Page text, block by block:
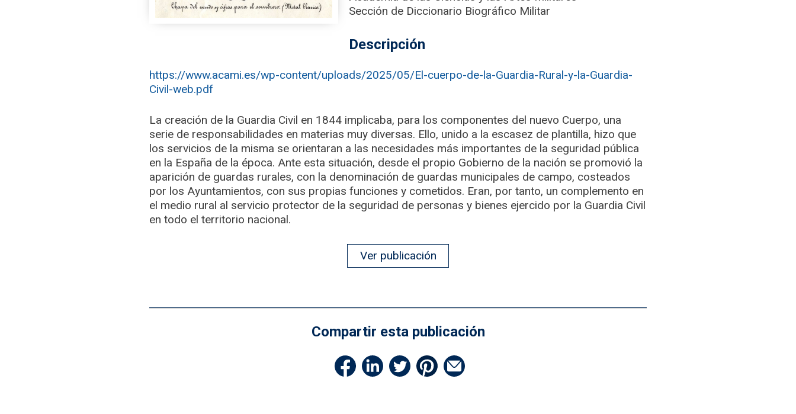
Sección de Diccionario Biográfico Militar
Descripción
https://www.acami.es/wp-content/uploads/2025/05/El-cuerpo-de-la-Guardia-Rural-y-la-Guardia-
Civil-web.pdf
La creación de la Guardia Civil en 1844 implicaba, para los componentes del nuevo Cuerpo, una
serie de responsabilidades en materias muy diversas. Ello, unido a la escasez de plantilla, hizo que
los servicios de la misma se orientaran a las necesidades más importantes de la seguridad pública
en la España de la época. Ante esta situación, desde el propio Gobierno de la nación se promovió la
aparición de guardas rurales, con la denominación de guardas municipales de campo, costeados
por los Ayuntamientos, con sus propias funciones y cometidos. Eran, por tanto, un complemento en
el medio rural al servicio protector de la seguridad de personas y bienes ejercido por la Guardia Civil
en todo el territorio nacional.
Ver publicación
Compartir esta publicación